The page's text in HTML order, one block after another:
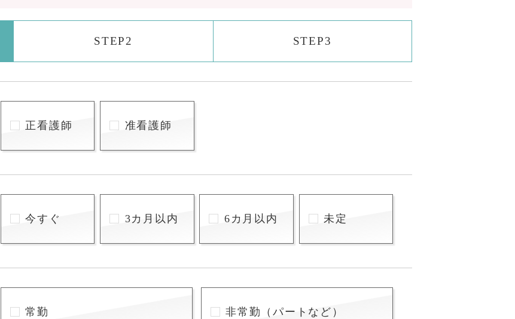
STEP2 STEP3
正看護師 准看護師
今すぐ 3カ月以内 6カ月以内 未定
常勤 非常勤（パートなど）